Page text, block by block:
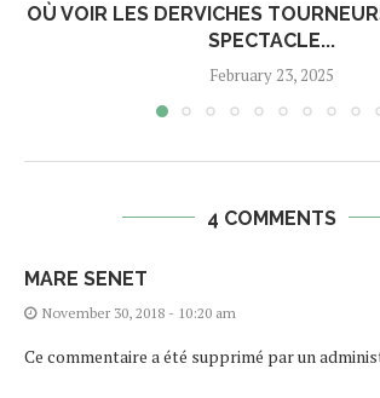
OÙ VOIR LES DERVICHES
SPECTACLE...
February 23, 2025
4 COMMENTS
MARE SENET
November 30, 2018 - 10:20 am
Ce commentaire a été supprimé par un